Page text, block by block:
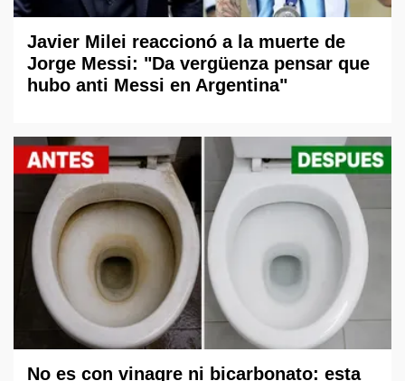
Javier Milei reaccionó a la muerte de
Jorge Messi: "Da vergüenza pensar que
hubo anti Messi en Argentina"
No es con vinagre ni bicarbonato: esta